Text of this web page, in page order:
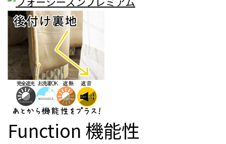
Function 機能性